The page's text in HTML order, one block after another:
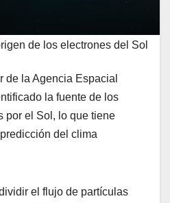
de los electrones del Sol
de la Agencia Espacial
la fuente de los
​​por el Sol, lo que tiene
del clima
el flujo de partículas